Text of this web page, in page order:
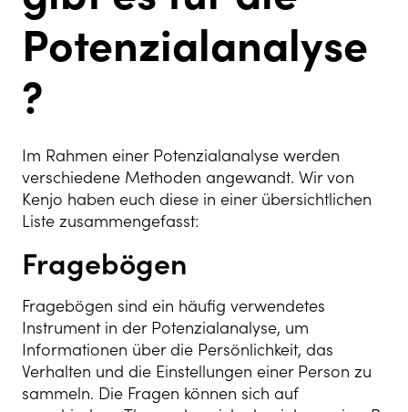
Potenzialanalyse
?
Im Rahmen einer Potenzialanalyse werden
verschiedene Methoden angewandt. Wir von
Kenjo haben euch diese in einer übersichtlichen
Liste zusammengefasst:
Fragebögen
Fragebögen sind ein häufig verwendetes
Instrument in der Potenzialanalyse, um
Informationen über die Persönlichkeit, das
Verhalten und die Einstellungen einer Person zu
sammeln. Die Fragen können sich auf